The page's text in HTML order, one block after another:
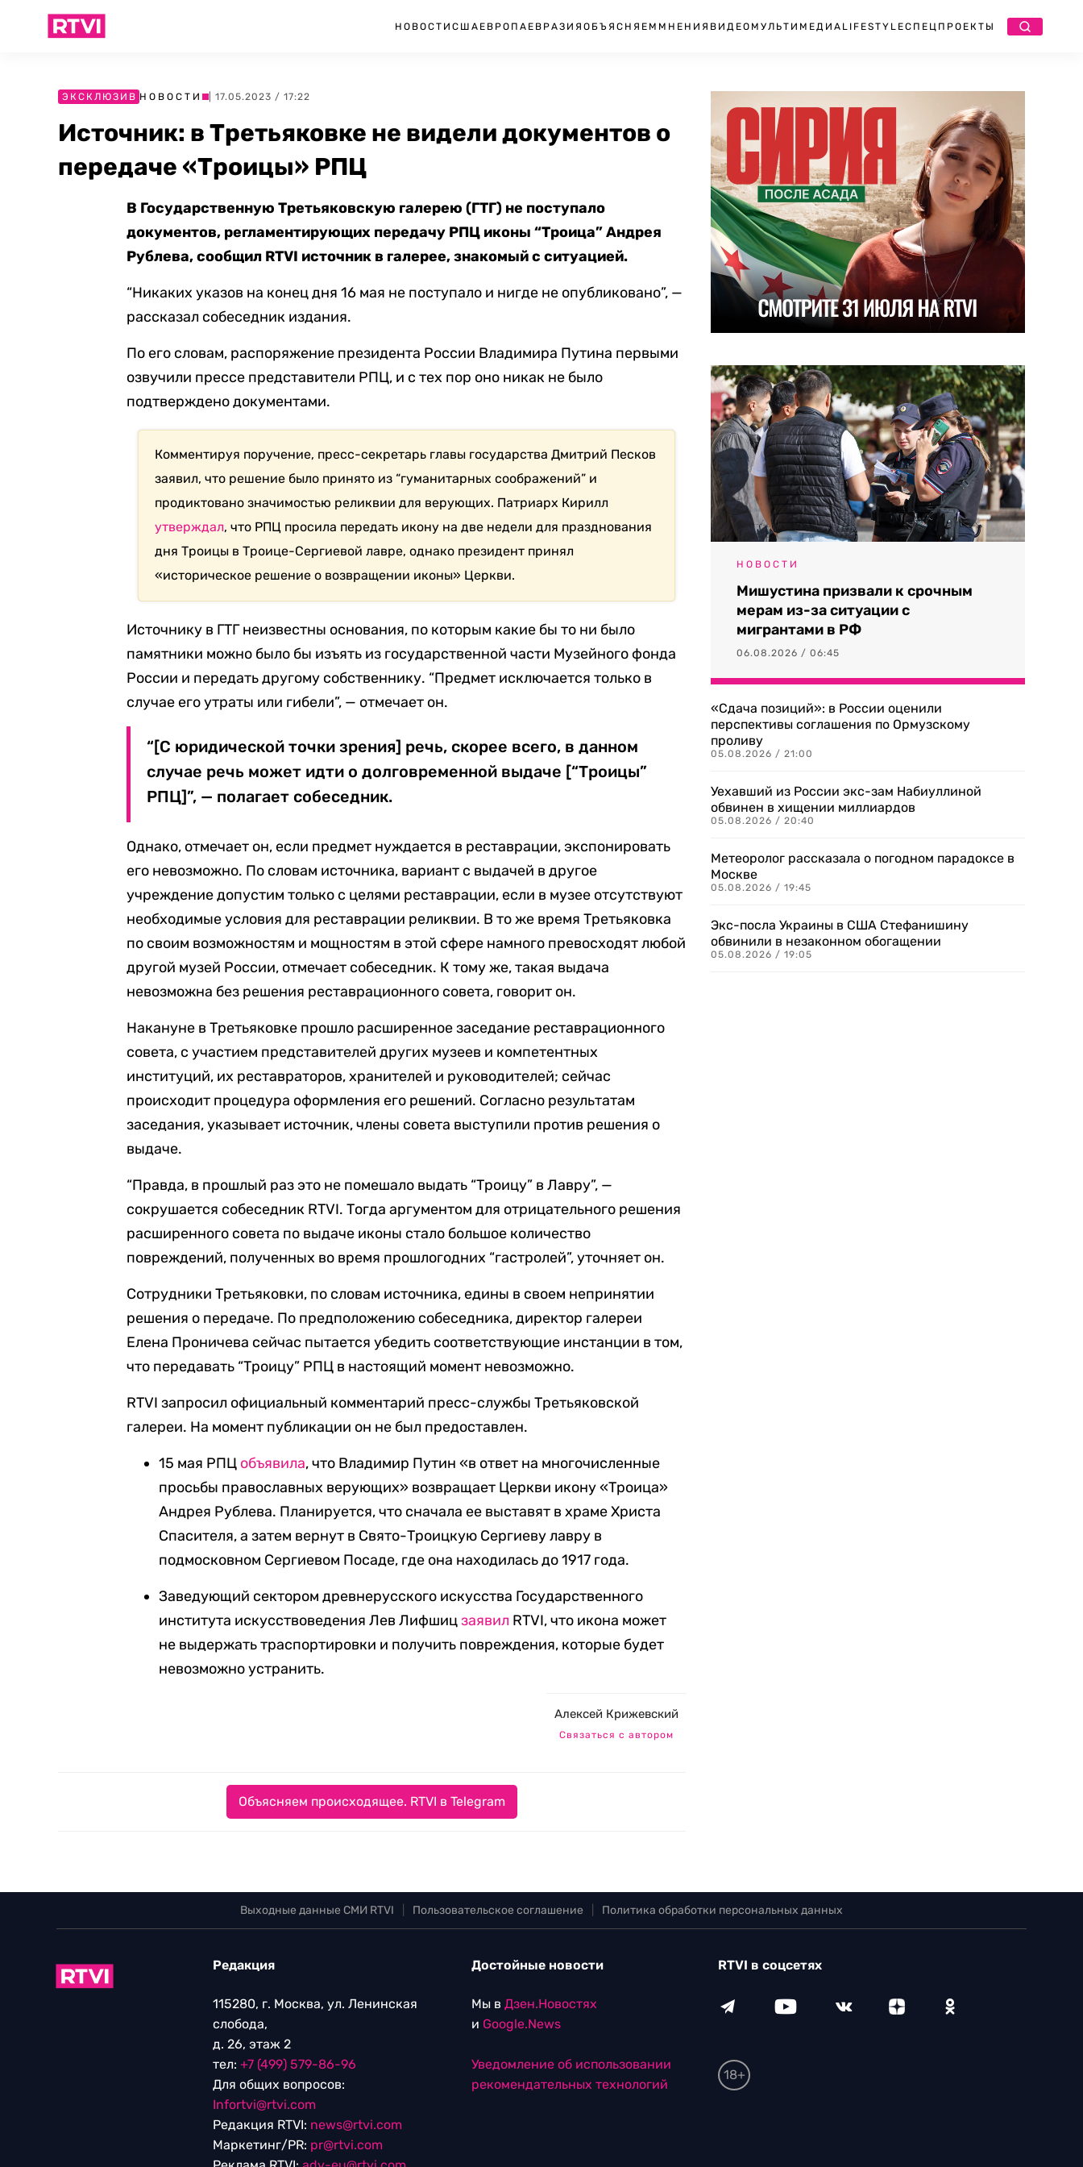
НОВОСТИ США ЕВРОПА ЕВРАЗИЯ ОБЪЯСНЯЕМ МНЕНИЯ ВИДЕО МУЛЬТИМЕДИА LIFESTYLEСПЕЦПРОЕКТЫ
ЭКСКЛЮЗИВ НОВОСТИ | 17.05.2023 / 17:22
Источник: в Третьяковке не видели документов о
передаче «Троицы» РПЦ
В Государственную Третьяковскую галерею (ГТГ) не поступало
документов, регламентирующих передачу РПЦ иконы “Троица” Андрея
Рублева, сообщил RTVI источник в галерее, знакомый с ситуацией.
“Никаких указов на конец дня 16 мая не поступало и нигде не опубликовано”, —
рассказал собеседник издания.
По его словам, распоряжение президента России Владимира Путина первыми
озвучили прессе представители РПЦ, и с тех пор оно никак не было
подтверждено документами.
Комментируя поручение, пресс-секретарь главы государства Дмитрий Песков
заявил, что решение было принято из “гуманитарных соображений” и
продиктовано значимостью реликвии для верующих. Патриарх Кирилл
утверждал, что РПЦ просила передать икону на две недели для празднования
дня Троицы в Троице-Сергиевой лавре, однако президент принял
«историческое решение о возвращении иконы» Церкви.
Источнику в ГТГ неизвестны основания, по которым какие бы то ни было
памятники можно было бы изъять из государственной части Музейного фонда
России и передать другому собственнику. “Предмет исключается только в
случае его утраты или гибели”, — отмечает он.
“[C юридической точки зрения] речь, скорее всего, в данном
случае речь может идти о долговременной выдаче [“Троицы”
РПЦ]”, — полагает собеседник.
Однако, отмечает он, если предмет нуждается в реставрации, экспонировать
его невозможно. По словам источника, вариант с выдачей в другое
учреждение допустим только с целями реставрации, если в музее отсутствуют
необходимые условия для реставрации реликвии. В то же время Третьяковка
по своим возможностям и мощностям в этой сфере намного превосходят любой
другой музей России, отмечает собеседник. К тому же, такая выдача
невозможна без решения реставрационного совета, говорит он.
Накануне в Третьяковке прошло расширенное заседание реставрационного
совета, с участием представителей других музеев и компетентных
институций, их реставраторов, хранителей и руководителей; сейчас
происходит процедура оформления его решений. Согласно результатам
заседания, указывает источник, члены совета выступили против решения о
выдаче.
“Правда, в прошлый раз это не помешало выдать “Троицу” в Лавру”, —
сокрушается собеседник RTVI. Тогда аргументом для отрицательного решения
расширенного совета по выдаче иконы стало большое количество
повреждений, полученных во время прошлогодних “гастролей”, уточняет он.
Сотрудники Третьяковки, по словам источника, едины в своем непринятии
решения о передаче. По предположению собеседника, директор галереи
Елена Проничева сейчас пытается убедить соответствующие инстанции в том,
что передавать “Троицу” РПЦ в настоящий момент невозможно.
RTVI запросил официальный комментарий пресс-службы Третьяковской
галереи. На момент публикации он не был предоставлен.
15 мая РПЦ объявила, что Владимир Путин «в ответ на многочисленные
просьбы православных верующих» возвращает Церкви икону «Троица»
Андрея Рублева. Планируется, что сначала ее выставят в храме Христа
Спасителя, а затем вернут в Свято-Троицкую Сергиеву лавру в
подмосковном Сергиевом Посаде, где она находилась до 1917 года.
Заведующий сектором древнерусского искусства Государственного
института искусствоведения Лев Лифшицзаявил RTVI, что икона может
не выдержать траспортировки и получить повреждения, которые будет
невозможно устранить.
Алексей Крижевский
Связаться с автором
Объясняем происходящее. RTVI в Telegram
НОВОСТИ
Мишустина призвали к срочным
мерам из-за ситуации с
мигрантами в РФ
06.08.2026 / 06:45
«Сдача позиций»: в России оценили
перспективы соглашения по Ормузскому
проливу
05.08.2026 / 21:00
Уехавший из России экс-зам Набиуллиной
обвинен в хищении миллиардов
05.08.2026 / 20:40
Метеоролог рассказала о погодном парадоксе в
Москве
05.08.2026 / 19:45
Экс-посла Украины в США Стефанишину
обвинили в незаконном обогащении
05.08.2026 / 19:05
Выходные данные СМИ RTVI Пользовательское соглашение Политика обработки персональных данных
Редакция
115280, г. Москва, ул. Ленинская
слобода,
д. 26, этаж 2
тел: +7 (499) 579-86-96
Для общих вопросов:
Infortvi@rtvi.com
Редакция RTVI: news@rtvi.com
Маркетинг/PR: pr@rtvi.com
Достойные новости
Мы в Дзен.Новостях
и Google.News
Уведомление об использовании
рекомендательных технологий
RTVI в соцсетях
18+